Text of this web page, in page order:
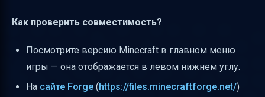
Как проверить совместимость?
Посмотрите версию Minecraft в главном меню
игры — она отображается в левом нижнем углу.
На сайте Forge ( https://files.minecraftforge.net/)